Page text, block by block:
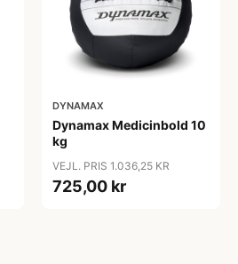
DYNAMAX
Dynamax Medicinbold 10
kg
VEJL. PRIS 1.036,25 KR
725,00 kr